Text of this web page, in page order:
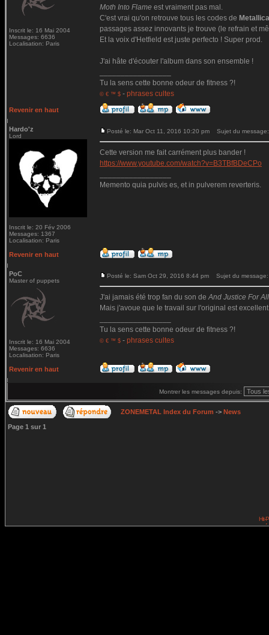
Inscrit le: 16 Mai 2004
Messages: 6636
Localisation: Paris
Moth Into Flame est vraiment pas mal.
C'est vrai qu'on retrouve tous les codes de Metallica
passages assez innovants je trouve (le refrain et
Et la voix d'Hetfield est juste perfecto ! Super prod.
J'ai hâte d'écouter l'album dans son ensemble !
Tu la sens cette bonne odeur de fitness ?!
© € ™ $ - phrases cultes
Revenir en haut
Hardo'z
Lord
Inscrit le: 20 Fév 2006
Messages: 1367
Localisation: Paris
Posté le: Mar Oct 11, 2016 10:20 pm Sujet du message:
Cette version me fait carrément plus bander !
https://www.youtube.com/watch?v=B3TBfBDeCPo
Memento quia pulvis es, et in pulverem reverteris.
Revenir en haut
PoC
Master of puppets
Inscrit le: 16 Mai 2004
Messages: 6636
Localisation: Paris
Posté le: Sam Oct 29, 2016 8:44 pm Sujet du message:
J'ai jamais été trop fan du son deAnd Justice For
Mais j'avoue que le travail sur l'original est
Tu la sens cette bonne odeur de fitness ?!
© € ™ $ - phrases cultes
Revenir en haut
Montrer les messages depuis:
ZONEMETAL Index du Forum -> News
Page 1 sur 1